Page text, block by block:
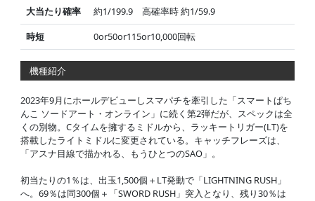
大当たり確率
約1/199.9 高確率時 約1/59.9
時短
0or50or115or10,000回転
機種紹介
2023年9月にホールデビューしスマパチを牽引した「スマートぱち
んこ ソードアート・オンライン」に続く第2弾だが、スペックは全
くの別物。Cタイムを擁するミドルから、ラッキートリガー(LT)を
搭載したライトミドルに変更されている。キャッチフレーズは、
「アスナ目線で描かれる、もうひとつのSAO」。
初当たりの1％は、出玉1,500個＋LT発動で「LIGHTNING RUSH」
へ。69％は同300個＋「SWORD RUSH」突入となり、残り30％は